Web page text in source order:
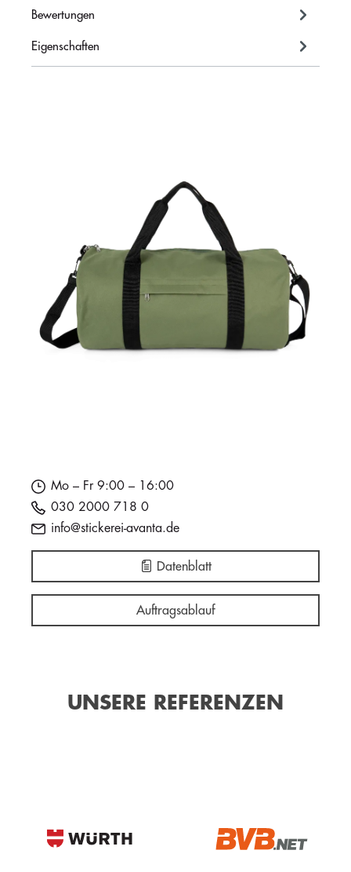
Bewertungen
Eigenschaften
Mo – Fr 9:00 – 16:00
030 2000 718 0
info@stickerei-avanta.de
Datenblatt
Auftragsablauf
UNSERE REFERENZEN